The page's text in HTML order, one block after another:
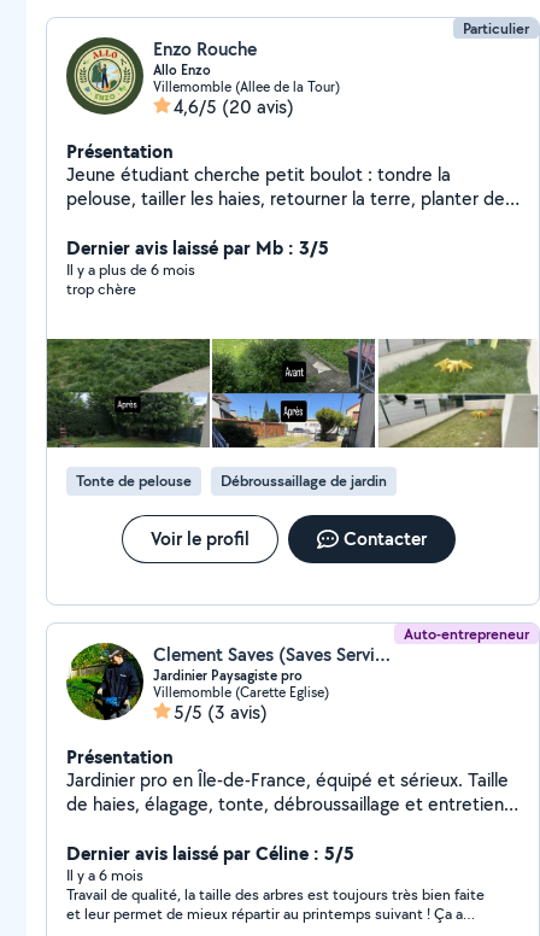
Particulier
Enzo Rouche
Allo Enzo
Villemomble (Allee de la Tour)
4,6/5 (20 avis)
Présentation
Jeune étudiant cherche petit boulot : tondre la
pelouse, tailler les haies, retourner la terre, planter des
voisin mais sur Leboncoin est a chaque fois les clients
sont ravis. Je possède le matériel nécessaire si besoin.
Dernier avis laissé par Mb : 3/5
Il y a plus de 6 mois
trop chère
Tonte de pelouse Débroussaillage de jardin
Voir le profil Contacter
Auto-entrepreneur
Clement Saves (Saves Services)
Jardinier Paysagiste pro
Villemomble (Carette Eglise)
5/5 (3 avis)
Présentation
Jardinier pro en Île-de-France, équipé et sérieux. Taille
de haies, élagage, tonte, débroussaillage et entretien
et photos avant/après.
Dernier avis laissé par Céline : 5/5
Il y a 6 mois
Travail de qualité, la taille des arbres est toujours très bien faite
et leur permet de mieux répartir au printemps suivant ! Ça a